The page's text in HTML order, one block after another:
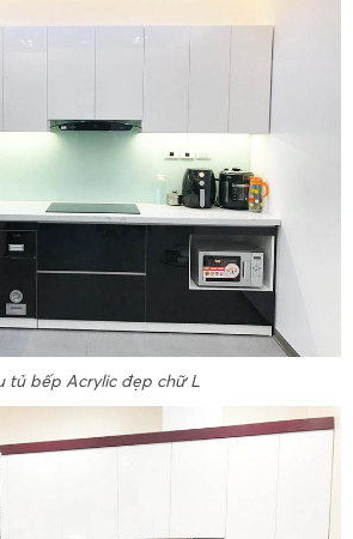
tủ bếp Acrylic đẹp chữ L